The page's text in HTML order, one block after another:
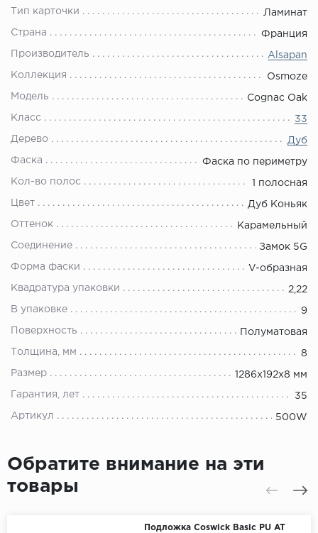
Тип карточки Ламинат
Страна Франция
Производитель Alsapan
Коллекция Osmoze
Модель Cognac Oak
Класс 33
Дерево Дуб
Фаска Фаска по периметру
Кол-во полос 1 полосная
Цвет Дуб Коньяк
Оттенок Карамельный
Соединение Замок 5G
Форма фаски V-образная
Квадратура упаковки 2,22
В упаковке 9
Поверхность Полуматовая
Толщина, мм 8
Размер 1286х192х8 мм
Гарантия, лет 35
Артикул 500W
Обратите внимание на эти
товары
Подложка Coswick Basic PU AT